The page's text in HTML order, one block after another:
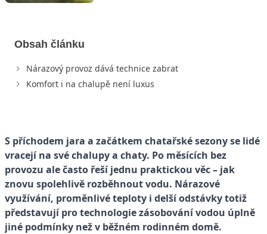
Obsah článku
Nárazový provoz dává technice zabrat
Komfort i na chalupě není luxus
S příchodem jara a začátkem chatařské sezony se lidé
vracejí na své chalupy a chaty. Po měsících bez
provozu ale často řeší jednu praktickou věc – jak
znovu spolehlivě rozběhnout vodu. Nárazové
využívání, proměnlivé teploty i delší odstávky totiž
představují pro technologie zásobování vodou úplně
jiné podmínky než v běžném rodinném domě.